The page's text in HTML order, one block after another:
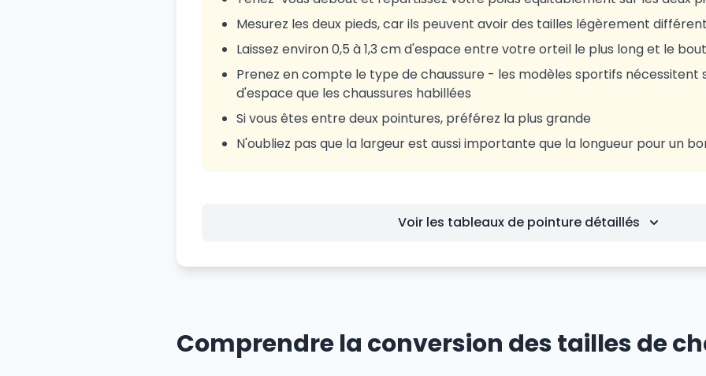
Mesurez les deux pieds, car ils peuvent avoir des tailles légèrement
Laissez environ 0,5 à 1,3 cm d'espace entre votre orteil le plus long et le
Prenez en compte le type de chaussure - les modèles sportifs nécessitent
d'espace que les chaussures habillées
Si vous êtes entre deux pointures, préférez la plus grande
N'oubliez pas que la largeur est aussi importante que la longueur pour un
Voir les tableaux de pointure détaillés
Comprendre la conversion des tailles de